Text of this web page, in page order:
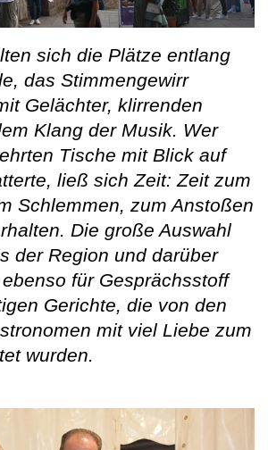
sich die Plätze entlang
das Stimmengewirr
Gelächter, klirrenden
Klang der Musik. Wer
Tische mit Blick auf
ließ sich Zeit: Zeit zum
Schlemmen, zum Anstoßen
Die große Auswahl
der Region und darüber
für Gesprächsstoff
Gerichte, die von den
mit viel Liebe zum
wurden.